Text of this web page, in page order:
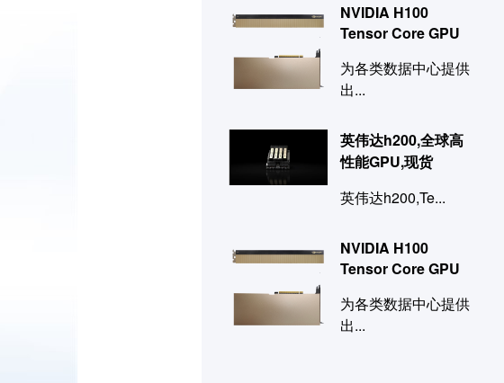
NVIDIA H100
Tensor Core GPU
为各类数据中心提供
出...
英伟达h200,全球高
性能GPU,现货
英伟达h200,Te...
NVIDIA H100
Tensor Core GPU
为各类数据中心提供
出...